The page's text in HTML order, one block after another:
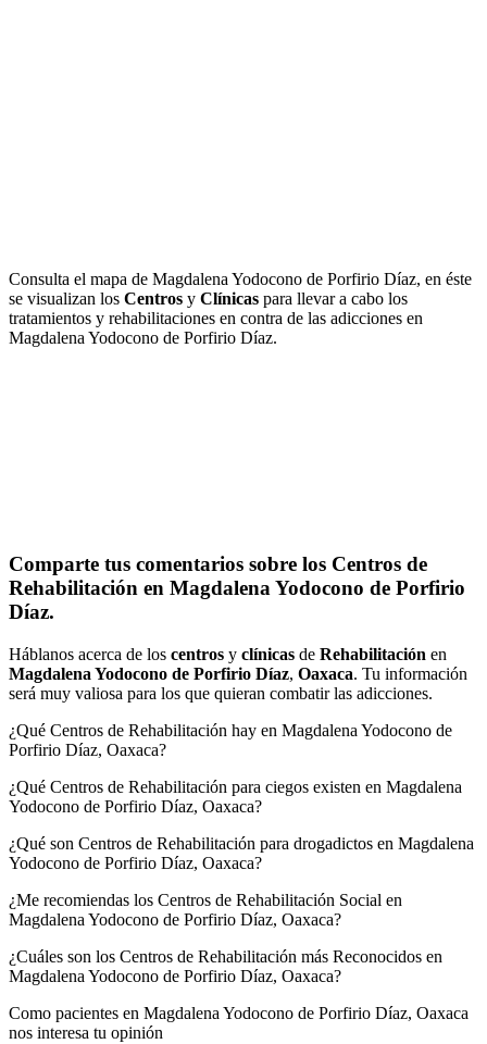
Consulta el mapa de Magdalena Yodocono de Porfirio Díaz, en éste
se visualizan los Centros y Clínicas para llevar a cabo los
tratamientos y rehabilitaciones en contra de las adicciones en
Magdalena Yodocono de Porfirio Díaz.
Comparte tus comentarios sobre los Centros de
Rehabilitación en Magdalena Yodocono de Porfirio
Díaz.
Háblanos acerca de los centros y clínicas de Rehabilitación en
Magdalena Yodocono de Porfirio Díaz, Oaxaca. Tu información
será muy valiosa para los que quieran combatir las adicciones.
¿Qué Centros de Rehabilitación hay en Magdalena Yodocono de
Porfirio Díaz, Oaxaca?
¿Qué Centros de Rehabilitación para ciegos existen en Magdalena
Yodocono de Porfirio Díaz, Oaxaca?
¿Qué son Centros de Rehabilitación para drogadictos en Magdalena
Yodocono de Porfirio Díaz, Oaxaca?
¿Me recomiendas los Centros de Rehabilitación Social en
Magdalena Yodocono de Porfirio Díaz, Oaxaca?
¿Cuáles son los Centros de Rehabilitación más Reconocidos en
Magdalena Yodocono de Porfirio Díaz, Oaxaca?
Como pacientes en Magdalena Yodocono de Porfirio Díaz, Oaxaca
nos interesa tu opinión